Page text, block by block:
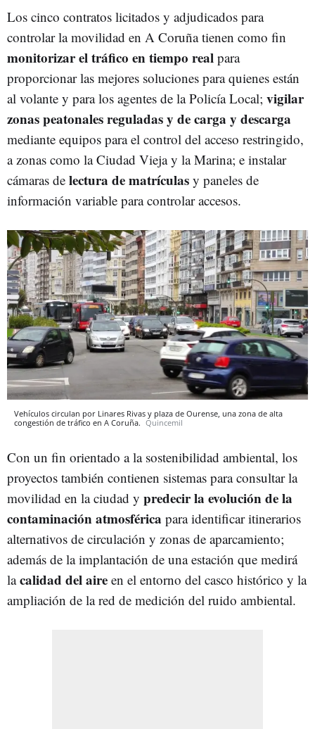
Los cinco contratos licitados y adjudicados para
controlar la movilidad en A Coruña tienen como fin
monitorizar el tráfico en tiempo real para
proporcionar las mejores soluciones para quienes están
al volante y para los agentes de la Policía Local; vigilar
zonas peatonales reguladas y de carga y descarga
mediante equipos para el control del acceso restringido,
a zonas como la Ciudad Vieja y la Marina; e instalar
cámaras de lectura de matrículas y paneles de
información variable para controlar accesos.
Vehículos circulan por Linares Rivas y plaza de Ourense, una zona de alta
congestión de tráfico en A Coruña. Quincemil
Con un fin orientado a la sostenibilidad ambiental, los
proyectos también contienen sistemas para consultar la
movilidad en la ciudad y predecir la evolución de la
contaminación atmosférica para identificar itinerarios
alternativos de circulación y zonas de aparcamiento;
además de la implantación de una estación que medirá
lacalidad del aire en el entorno del casco histórico y la
ampliación de la red de medición del ruido ambiental.